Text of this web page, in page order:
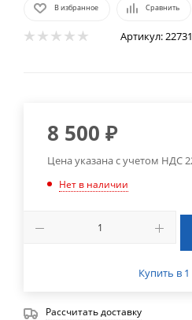
В избранное Сравнить
Артикул:22731
8 500 ₽
Цена указана с учетом НДС
Нет в наличии
Купить в
Рассчитать доставку